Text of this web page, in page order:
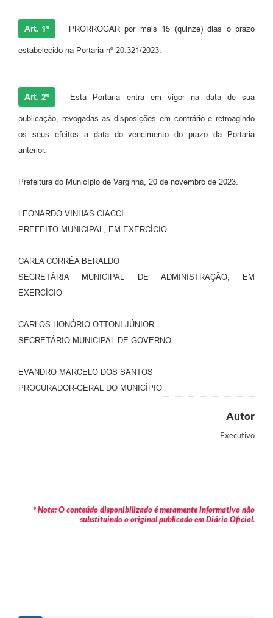
Art. 1º PRORROGAR por mais 15 (quinze) dias o prazo
estabelecido na Portaria nº 20.321/2023.
Art. 2º Esta Portaria entra em vigor na data de sua
publicação, revogadas as disposições em contrário e retroagindo
os seus efeitos a data do vencimento do prazo da Portaria
anterior.
Prefeitura do Município de Varginha, 20 de novembro de 2023.
LEONARDO VINHAS CIACCI
PREFEITO MUNICIPAL, EM EXERCÍCIO
CARLA CORRÊA BERALDO
SECRETÁRIA MUNICIPAL DE ADMINISTRAÇÃO, EM
EXERCÍCIO
CARLOS HONÓRIO OTTONI JÚNIOR
SECRETÁRIO MUNICIPAL DE GOVERNO
EVANDRO MARCELO DOS SANTOS
PROCURADOR-GERAL DO MUNICÍPIO
Autor
Executivo
* Nota: O conteúdo disponibilizado é meramente informativo não
substituindo o original publicado em Diário Oficial.